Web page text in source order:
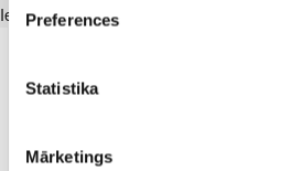
Preferences
Statistika
Mārketings
Iesakām ar